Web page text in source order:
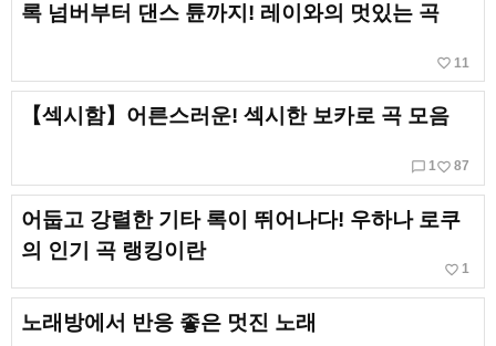
록 넘버부터 댄스 튠까지! 레이와의 멋있는 곡
favorite_border 11
【섹시함】어른스러운! 섹시한 보카로 곡 모음
chat_bubble_outline 1 favorite_border 87
어둡고 강렬한 기타 록이 뛰어나다! 우하나 로쿠
의 인기 곡 랭킹이란
favorite_border 1
노래방에서 반응 좋은 멋진 노래